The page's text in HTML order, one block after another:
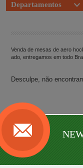
Venda de mesas de aero
ado, entregamos em todo
Desculpe, não
Departamentos